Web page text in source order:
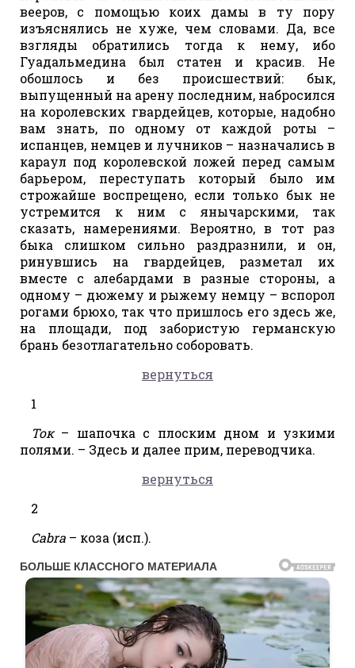
вееров, с помощью коих дамы в ту пору
изъяснялись не хуже, чем словами. Да, все
взгляды обратились тогда к нему, ибо
Гуадальмедина был статен и красив. Не
обошлось и без происшествий: бык,
выпущенный на арену последним, набросился
на королевских гвардейцев, которые, надобно
вам знать, по одному от каждой роты –
испанцев, немцев и лучников – назначались в
караул под королевской ложей перед самым
барьером, переступать который было им
строжайше воспрещено, если только бык не
устремится к ним с янычарскими, так
сказать, намерениями. Вероятно, в тот раз
быка слишком сильно раздразнили, и он,
ринувшись на гвардейцев, разметал их
вместе с алебардами в разные стороны, а
одному – дюжему и рыжему немцу – вспорол
рогами брюхо, так что пришлось его здесь же,
на площади, под забористую германскую
брань безотлагательно соборовать.
вернуться
1
Ток– шапочка с плоским дном и узкими
полями. – Здесь и далее прим, переводчика.
вернуться
2
Cabra – коза (исп.).